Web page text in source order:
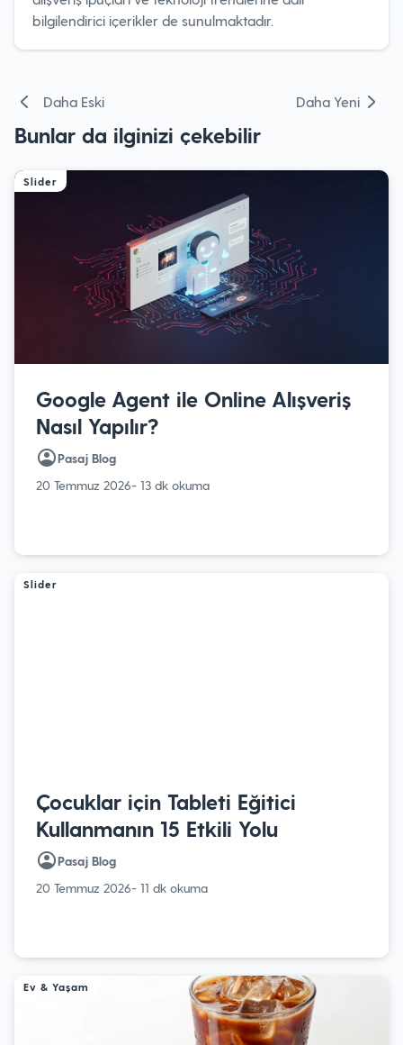
bilgilendirici içerikler de sunulmaktadır.
Yazı
Daha Eski Daha Yeni
Bunlar da ilginizi çekebilir
Slider
Google Agent ile Online Alışveriş
Nasıl Yapılır?
Pasaj Blog
20 Temmuz 2026- 13 dk okuma
Slider
Çocuklar için Tableti Eğitici
Kullanmanın 15 Etkili Yolu
Pasaj Blog
20 Temmuz 2026- 11 dk okuma
Ev & Yaşam